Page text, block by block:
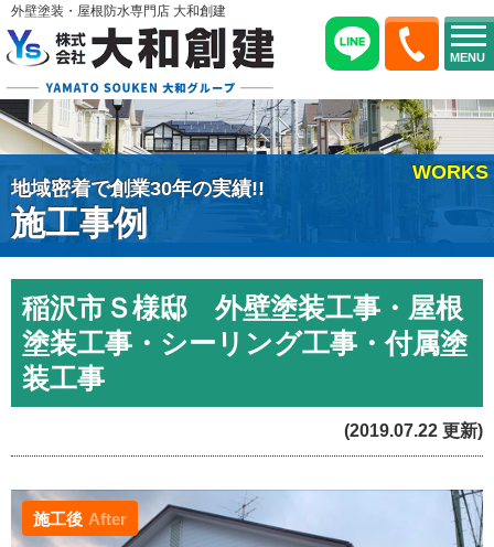
MENU
外壁塗装・屋根防水専門店 大和創建
地域密着で創業30年の実績!!
施工事例
WORKS
稲沢市Ｓ様邸 外壁塗装工事・屋根
塗装工事・シーリング工事・付属塗
装工事
(2019.07.22 更新)
施工後 After